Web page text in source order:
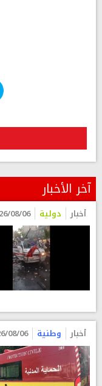
آخر الأخبار
أخبار دولية 08/06 18:26
أخبار وطنية 06 18:22